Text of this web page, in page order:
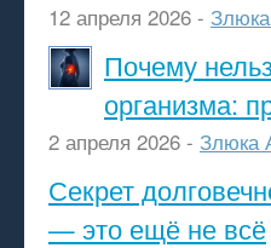
12 апреля 2026 -
Почему
организма:
2 апреля 2026 - Злюка
Секрет
— это ещё не всё